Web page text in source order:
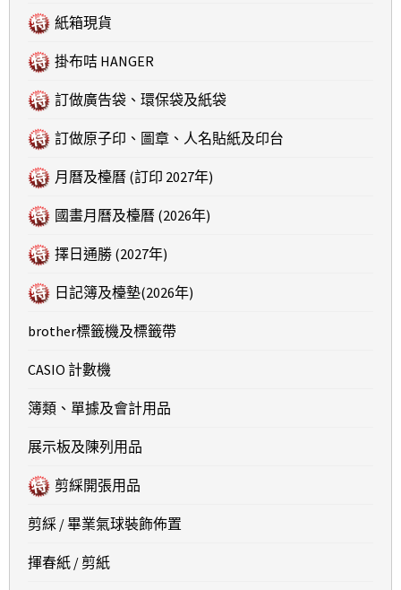
紙箱現貨
掛布咭 HANGER
訂做廣告袋、環保袋及紙袋
訂做原子印、圖章、人名貼紙及印台
月曆及檯曆 (訂印 2027年)
國畫月曆及檯曆 (2026年)
擇日通勝 (2027年)
日記簿及檯墊(2026年)
brother標籤機及標籤帶
CASIO 計數機
簿類、單據及會計用品
展示板及陳列用品
剪綵開張用品
剪綵 / 畢業氣球裝飾佈置
揮春紙 / 剪紙